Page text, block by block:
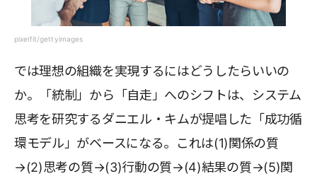
pixelfit/gettyimages
では理想の組織を実現するにはどうしたらいいの
か。「統制」から「自走」へのシフトは、システム
思考を研究するダニエル・キムが提唱した「成功循
環モデル」がベースになる。これは(1)関係の質
→(2)思考の質→(3)行動の質→(4)結果の質→(5)関